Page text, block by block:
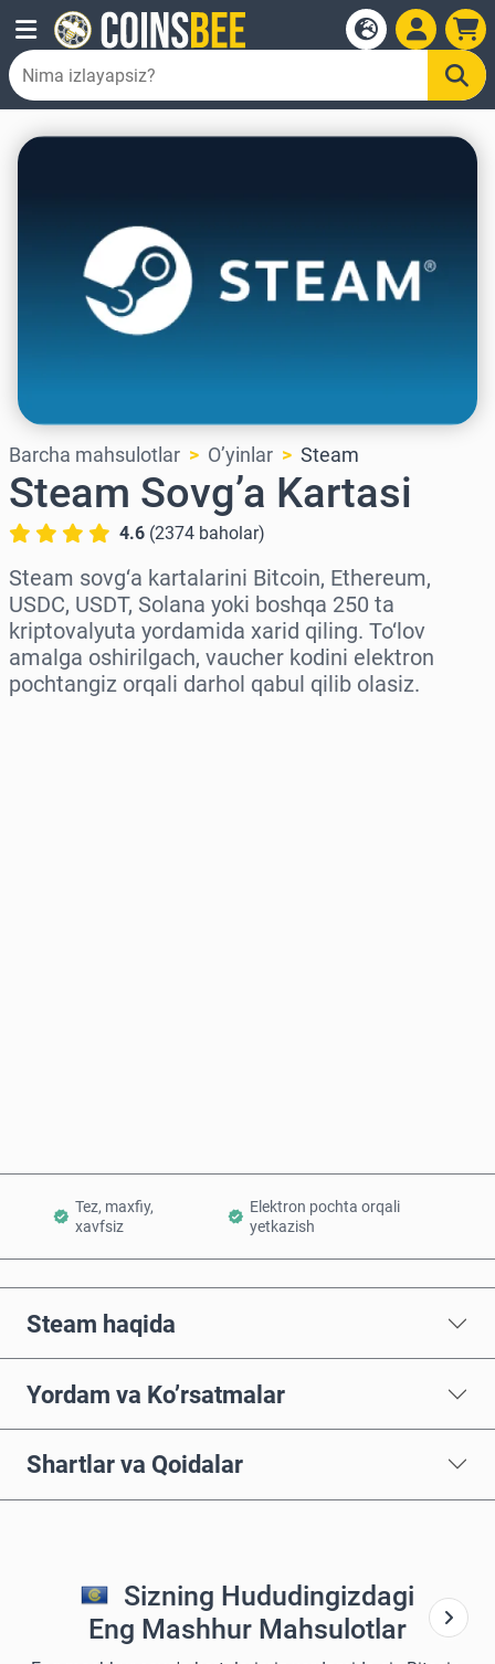
Barcha mahsulotlar O’yinlar Steam
Steam Sovg’a Kartasi
4.6 (2374 baholar)
Steam sovg‘a kartalarini Bitcoin, Ethereum,
USDC, USDT, Solana yoki boshqa 250 ta
kriptovalyuta yordamida xarid qiling. To‘lov
amalga oshirilgach, vaucher kodini elektron
pochtangiz orqali darhol qabul qilib olasiz.
Tez, maxfiy,
xavfsiz
Elektron pochta orqali
yetkazish
Steam haqida
Yordam va Ko’rsatmalar
Shartlar va Qoidalar
Sizning Hududingizdagi
Eng Mashhur Mahsulotlar